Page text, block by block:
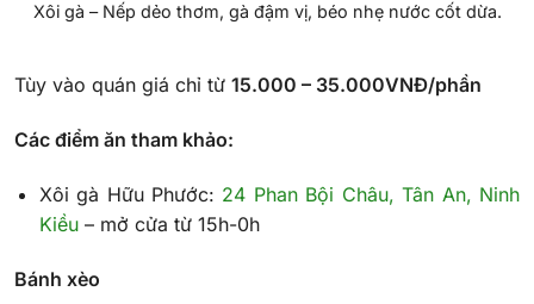
Xôi gà – Nếp dẻo thơm, gà đậm vị, béo nhẹ nước cốt dừa.
Tùy vào quán giá chỉ từ 15.000 – 35.000VNĐ/phần
Các điểm ăn tham khảo:
Xôi gà Hữu Phước: 24 Phan Bội Châu, Tân An, Ninh
Kiều– mở cửa từ 15h-0h
Bánh xèo